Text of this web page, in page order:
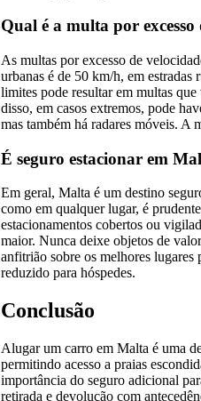
Qual é a multa por
As multas por excesso de
urbanas é de 50 km/h, em
limites pode resultar em multas
disso, em casos extremos, pode
mas também há radares móveis. A
É seguro estacionar em
Em geral, Malta é um destino
como em qualquer lugar, é
estacionamentos cobertos ou
maior. Nunca deixe objetos de
anfitrião sobre os melhores lugares
reduzido para hóspedes.
Conclusão
Alugar um carro em Malta é uma
permitindo acesso a praias
importância do seguro adicional
retirada e devolução com